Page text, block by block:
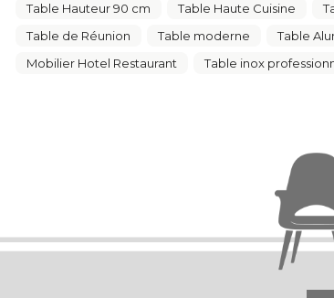
Table Hauteur 90 cm Table Haute Cuisine
Table de Réunion
Table moderne Table
Mobilier Hotel Restaurant
Table inox